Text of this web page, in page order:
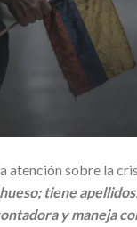
atención sobre la
tiene
y maneja